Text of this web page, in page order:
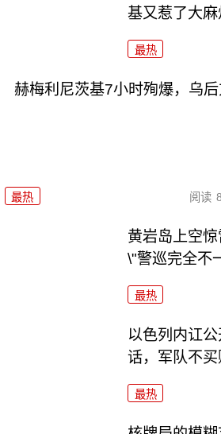
基又惹了大麻
最热
赫梅利尼茨基7小时殉爆，乌
最热 阅读
黄岩岛上空
\"警巡完全不
最热
以色列内讧
话，军队不买
最热